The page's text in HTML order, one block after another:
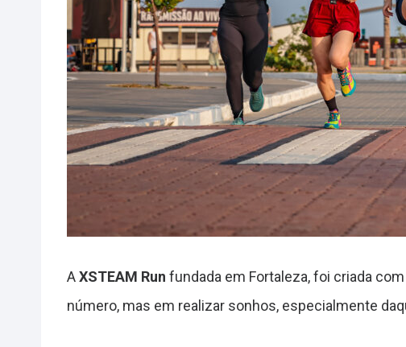
AXSTEAM Run fundada em Fortaleza, foi criada
número, mas em realizar sonhos, especialmente